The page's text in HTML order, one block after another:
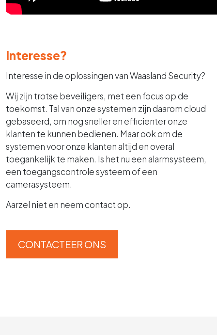
Interesse?
Interesse in de oplossingen van Waasland Security?
Wij zijn trotse beveiligers, met een focus op de
toekomst. Tal van onze systemen zijn daarom cloud
gebaseerd, om nog sneller en efficienter onze
klanten te kunnen bedienen. Maar ook om de
systemen voor onze klanten altijd en overal
toegankelijk te maken. Is het nu een alarmsysteem,
een toegangscontrole systeem of een
camerasysteem.
Aarzel niet en neem contact op.
CONTACTEER ONS